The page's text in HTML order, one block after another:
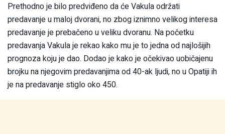
Prethodno je bilo predviđeno da će Vakula održati
predavanje u maloj dvorani, no zbog iznimno velikog interesa
predavanje je prebačeno u veliku dvoranu. Na početku
predavanja Vakula je rekao kako mu je to jedna od najlošijih
prognoza koju je dao. Dodao je kako je očekivao uobičajenu
brojku na njegovim predavanjima od 40-ak ljudi, no u Opatiji ih
je na predavanje stiglo oko 450.